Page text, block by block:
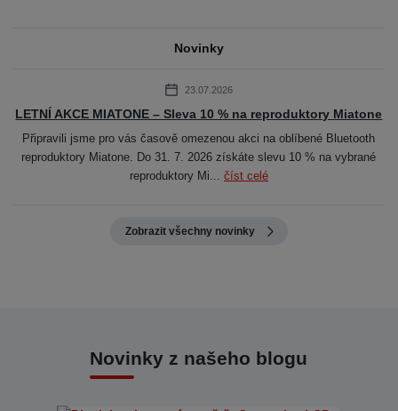
Novinky
23.07.2026
LETNÍ AKCE MIATONE – Sleva 10 % na reproduktory Miatone
Připravili jsme pro vás časově omezenou akci na oblíbené Bluetooth
reproduktory Miatone. Do 31. 7. 2026 získáte slevu 10 % na vybrané
reproduktory Mi... číst celé
Zobrazit všechny novinky
Novinky z našeho blogu